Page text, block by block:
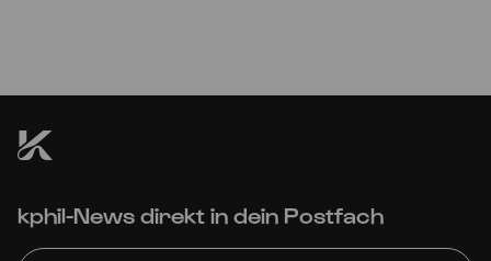
kphil-News direkt in dein Postfach